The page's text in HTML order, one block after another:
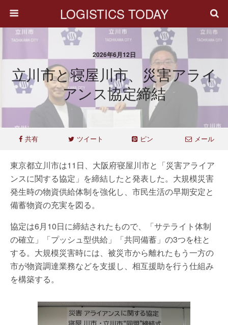
LOGISTICS TODAY
2026年6月12日
立川市と寝屋川市、災害アライ
アンス協定締結
共有 ツイート ピン メール
東京都立川市は11日、大阪府寝屋川市と「災害アライア
ンスに関する協定」を締結したと発表した。大規模災害
発生時の物資供給体制を強化し、市民生活の早期安定と
備蓄物資の充実を図る。
協定は6月10日に締結されたもので、「サテライト体制
の確立」「プッシュ型供給」「共同備蓄」の3つを柱と
する。大規模災害時には、被災市から離れたもう一方の
市が物資調達業務などを支援し、相互援助を行う仕組み
を構築する。